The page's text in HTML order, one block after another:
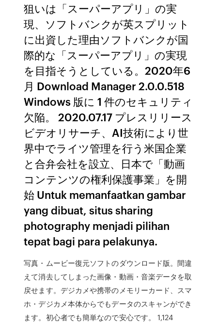
狙いは「スーパーアプリ」の実
現、ソフトバンクが英スプリット
に出資した理由ソフトバンクが国
際的な「スーパーアプリ」の実現
を目指そうとしている。2020年6
月 Download Manager 2.0.0.518
Windows 版に 1 件のセキュリティ
欠陥。 2020.07.17 プレスリリース
ビデオリサーチ、AI技術により世
界中でライツ管理を行う米国企業
と合弁会社を設立、日本で「動画
コンテンツの権利保護事業」を開
始 Untuk memanfaatkan gambar
yang dibuat, situs sharing
photography menjadi pilihan
tepat bagi para pelakunya.
写真・ムービー復元ソフトのダウンロード版。間違
えて消去してしまった画像・動画・音楽データを取
戻せます。デジカメや携帯のメモリーカード、スマ
ホ・デジカメ本体からでもデータのスキャンができ
ます。初心者でも簡単なので安心です。 1,124